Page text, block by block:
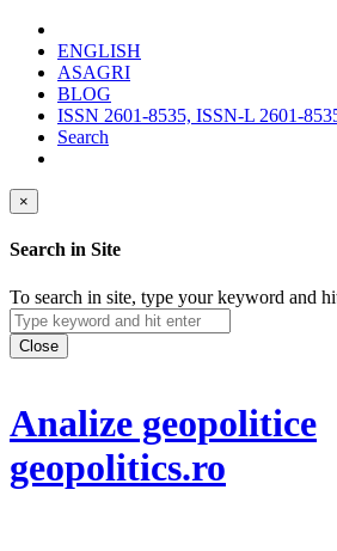
ENGLISH
ASAGRI
BLOG
ISSN 2601-8535, ISSN-L 2601-
Search
×
Search in Site
To search in site, type your keyword and
Close
Analize geopolitice
geopolitics.ro